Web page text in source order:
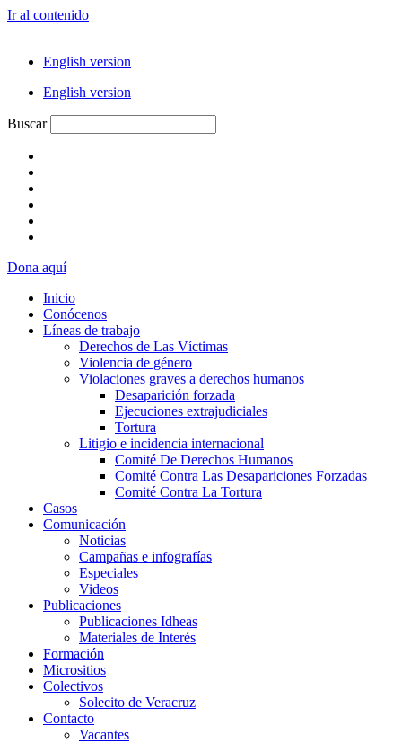
Ir al contenido
English version
English version
Buscar
Dona aquí
Inicio
Conócenos
Líneas de trabajo
Derechos de Las Víctimas
Violencia de género
Violaciones graves a derechos humanos
Desaparición forzada​
Ejecuciones extrajudiciales
Tortura
Litigio e incidencia internacional
Comité De Derechos Humanos​
Comité Contra Las Desapariciones Forzadas
Comité Contra La Tortura​
Casos
Comunicación
Noticias
Campañas e infografías
Especiales
Videos
Publicaciones
Publicaciones Idheas
Materiales de Interés
Formación
Micrositios
Colectivos
Solecito de Veracruz
Contacto
Vacantes